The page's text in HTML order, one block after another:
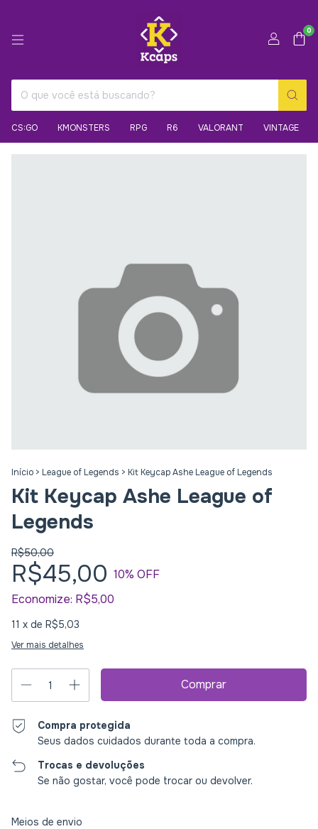
0
CS:GO KMONSTERS RPG R6 VALORANT VINTAGE
Início > League of Legends > Kit Keycap Ashe League of Legends
Kit Keycap Ashe League of
Legends
R$50,00
R$45,00 10% OFF
Economize: R$5,00
11 x de R$5,03
Ver mais detalhes
Compra protegida
Seus dados cuidados durante toda a compra.
Trocas e devoluções
Se não gostar, você pode trocar ou devolver.
Entregas para o CEP:
Meios de envio